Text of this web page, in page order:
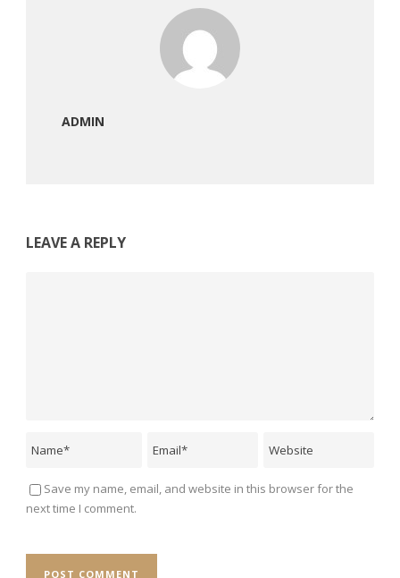
ADMIN
LEAVE A REPLY
Save my name, email, and website in this browser for the
next time I comment.